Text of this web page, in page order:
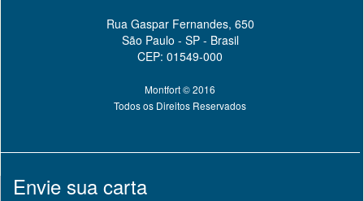
Rua Gaspar Fernandes, 650
São Paulo - SP - Brasil
CEP: 01549-000
Montfort © 2016
Todos os Direitos Reservados
Envie sua carta